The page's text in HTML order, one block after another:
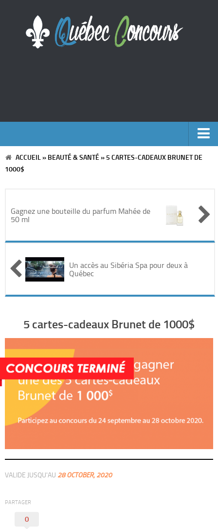
Accueil
Voyages
Cinéma
Electronique & Electroménager
Maison & Jardinage
Restaurants
ACCUEIL» BEAUTÉ & SANTÉ»5 CARTES-CADEAUX BRUNET DE
1000$
Gagnez une bouteille du parfum Mahée de
50 ml
Un accès au Sibéria Spa pour deux à
Québec
5 cartes-cadeaux Brunet de 1000$
VALIDE JUSQU'AU 28 OCTOBER, 2020
PARTAGER
0